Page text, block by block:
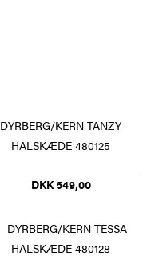
DYRBERG/KERN TANZY
HALSKÆDE 480125
DKK 549,00